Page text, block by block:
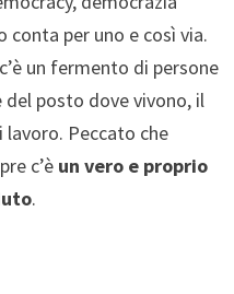
conta per uno e così via.
un fermento di persone
posto dove vivono, il
Peccato che
c’è un vero e proprio
.